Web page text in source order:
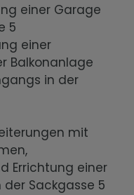
einer Garage
5
einer
Balkonanlage
in der
mit
Errichtung einer
Sackgasse 5